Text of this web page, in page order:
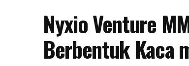
Nyxio Venture
Berbentuk Kaca